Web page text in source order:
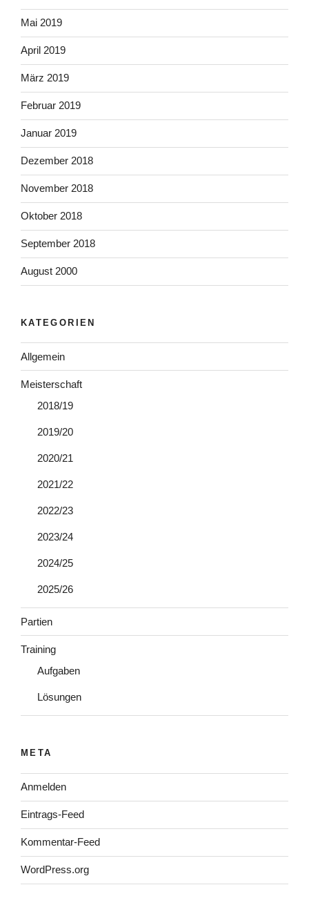
Mai 2019
April 2019
März 2019
Februar 2019
Januar 2019
Dezember 2018
November 2018
Oktober 2018
September 2018
August 2000
KATEGORIEN
Allgemein
Meisterschaft
2018/19
2019/20
2020/21
2021/22
2022/23
2023/24
2024/25
2025/26
Partien
Training
Aufgaben
Lösungen
META
Anmelden
Eintrags-Feed
Kommentar-Feed
WordPress.org